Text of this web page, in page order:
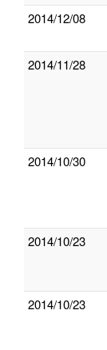
2014/12/08
2014/11/28
2014/10/30
2014/10/23
2014/10/23